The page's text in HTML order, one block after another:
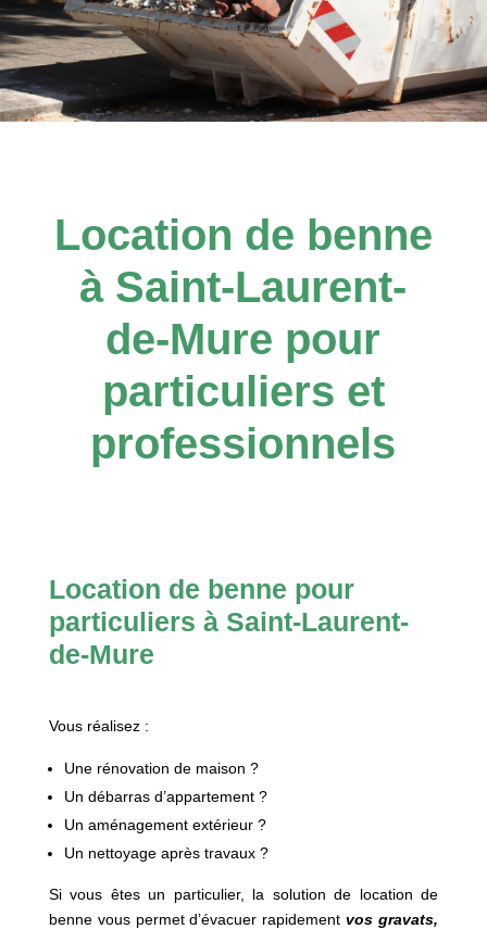
Location de benne
à Saint-Laurent-
de-Mure pour
particuliers et
professionnels
Location de benne pour
particuliers à Saint-Laurent-
de-Mure
Vous réalisez :
Une rénovation de maison ?
Un débarras d’appartement ?
Un aménagement extérieur ?
Un nettoyage après travaux ?
Si vous êtes un particulier, la solution de location de
benne vous permet d’évacuer rapidementvos gravats,